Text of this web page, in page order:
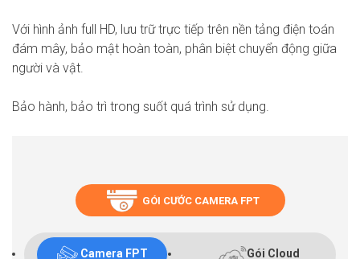
Với hình ảnh full HD, lưu trữ trực tiếp trên nền tảng điện toán
đám mây, bảo mật hoàn toàn, phân biệt chuyển động giữa
người và vật.
Bảo hành, bảo trì trong suốt quá trình sử dụng.
GÓI CƯỚC CAMERA FPT
Camera FPT Gói Cloud